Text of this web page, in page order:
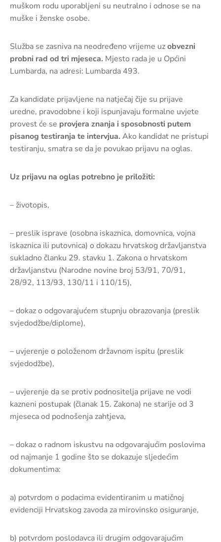
muškom rodu uporabljeni su neutralno i odnose se na
muške i ženske osobe.
Služba se zasniva na neodređeno vrijeme uzobvezni
probni rad od tri mjeseca. Mjesto rada je u Općini
Lumbarda, na adresi: Lumbarda 493.
Za kandidate prijavljene na natječaj čije su prijave
uredne, pravodobne i koji ispunjavaju formalne uvjete
provest će se provjera znanja i sposobnosti putem
pisanog testiranja te intervjua. Ako kandidat ne pristupi
testiranju, smatra se da je povukao prijavu na oglas.
Uz prijavu na oglas potrebno je priložiti:
– životopis,
– preslik isprave (osobna iskaznica, domovnica, vojna
iskaznica ili putovnica) o dokazu hrvatskog državljanstva
sukladno članku 29. stavku 1. Zakona o hrvatskom
državljanstvu (Narodne novine broj 53/91, 70/91,
28/92, 113/93, 130/11 i 110/15),
– dokaz o odgovarajućem stupnju obrazovanja (preslik
svjedodžbe/diplome),
– uvjerenje o položenom državnom ispitu (preslik
svjedodžbe),
– uvjerenje da se protiv podnositelja prijave ne vodi
kazneni postupak (članak 15. Zakona) ne starije od 3
mjeseca od podnošenja zahtjeva,
– dokaz o radnom iskustvu na odgovarajućim poslovima
od najmanje 1 godine što se dokazuje sljedećim
dokumentima:
a) potvrdom o podacima evidentiranim u matičnoj
evidenciji Hrvatskog zavoda za mirovinsko osiguranje,
b) potvrdom poslodavca ili drugim odgovarajućim